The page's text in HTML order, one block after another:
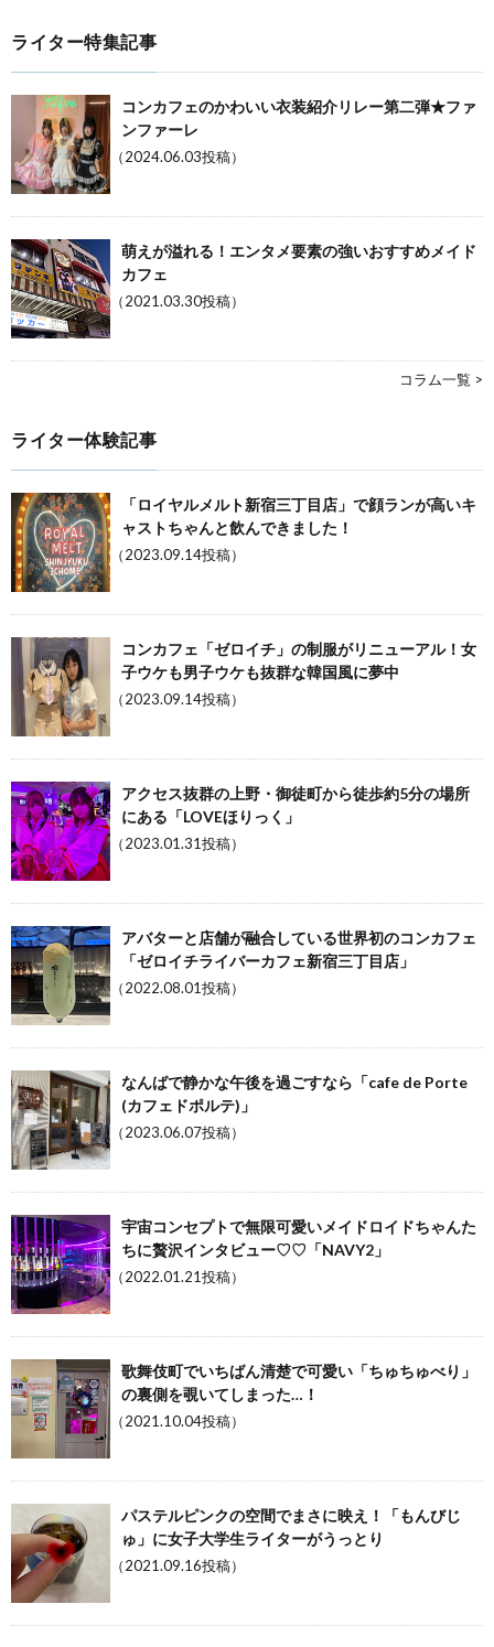
ライター特集記事
コンカフェのかわいい衣装紹介リレー第二弾★ファ
ンファーレ
（2024.06.03投稿）
萌えが溢れる！エンタメ要素の強いおすすめメイド
カフェ
（2021.03.30投稿）
コラム一覧 >
ライター体験記事
「ロイヤルメルト新宿三丁目店」で顔ランが高いキ
ャストちゃんと飲んできました！
（2023.09.14投稿）
コンカフェ「ゼロイチ」の制服がリニューアル！女
子ウケも男子ウケも抜群な韓国風に夢中
（2023.09.14投稿）
アクセス抜群の上野・御徒町から徒歩約5分の場所
にある「LOVEほりっく」
（2023.01.31投稿）
アバターと店舗が融合している世界初のコンカフェ
「ゼロイチライバーカフェ新宿三丁目店」
（2022.08.01投稿）
なんばで静かな午後を過ごすなら「cafe de Porte
(カフェドポルテ)」
（2023.06.07投稿）
宇宙コンセプトで無限可愛いメイドロイドちゃんた
ちに贅沢インタビュー♡♡「NAVY2」
（2022.01.21投稿）
歌舞伎町でいちばん清楚で可愛い「ちゅちゅべり」
の裏側を覗いてしまった…！
（2021.10.04投稿）
パステルピンクの空間でまさに映え！「もんびじ
ゅ」に女子大学生ライターがうっとり
（2021.09.16投稿）